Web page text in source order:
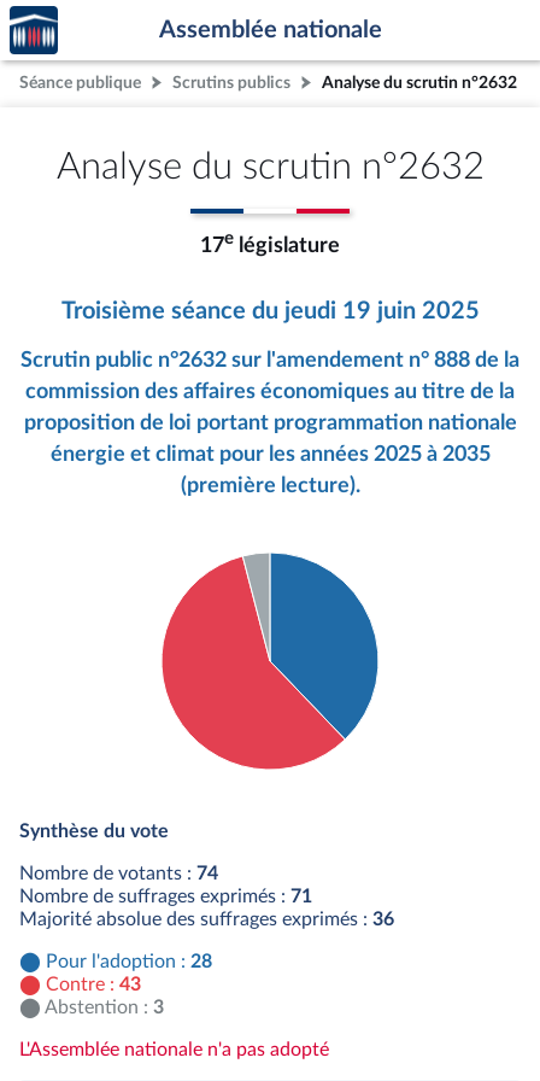
Aller au contenu
Aller en bas de la page
Accèder
à la
page
d'accueil
Assemblée nationale
Séance publique Scrutins publics Analyse du scrutin n°2632
Analyse du scrutin n°2632
17e législature
Troisième séance du jeudi 19 juin 2025
Scrutin public n°2632 sur l'amendement n° 888 de la
commission des affaires économiques au titre de la
proposition de loi portant programmation nationale
énergie et climat pour les années 2025 à 2035
(première lecture).
Synthèse du vote
Nombre de votants : 74
Nombre de suffrages exprimés : 71
Majorité absolue des suffrages exprimés : 36
Pour l'adoption : 28
Contre : 43
Abstention : 3
L'Assemblée nationale n'a pas adopté